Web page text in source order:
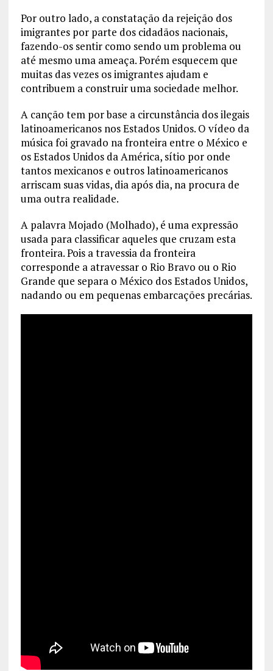
Por outro lado, a constatação da rejeição dos
imigrantes por parte dos cidadãos nacionais,
fazendo-os sentir como sendo um problema ou
até mesmo uma ameaça. Porém esquecem que
muitas das vezes os imigrantes ajudam e
contribuem a construir uma sociedade melhor.
A canção tem por base a circunstância dos ilegais
latinoamericanos nos Estados Unidos. O vídeo da
música foi gravado na fronteira entre o México e
os Estados Unidos da América, sítio por onde
tantos mexicanos e outros latinoamericanos
arriscam suas vidas, dia após dia, na procura de
uma outra realidade.
A palavra Mojado (Molhado), é uma expressão
usada para classificar aqueles que cruzam esta
fronteira. Pois a travessia da fronteira
corresponde a atravessar o Rio Bravo ou o Rio
Grande que separa o México dos Estados Unidos,
nadando ou em pequenas embarcações precárias.